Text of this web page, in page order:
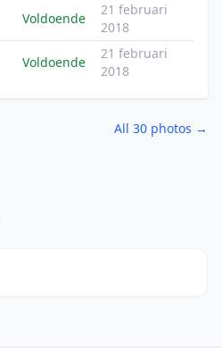
Voldoende
21 februari
2018
Voldoende
21 februari
2018
All 30 photos →